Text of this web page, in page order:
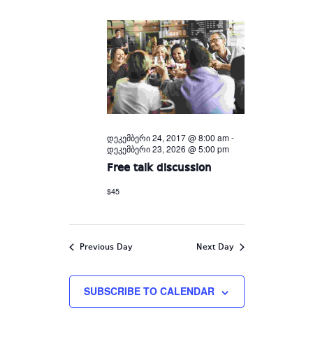
დეკემბერი 24, 2017 @ 8:00 am-
დეკემბერი 23, 2026 @ 5:00 pm
Free talk discussion
$45
Previous Day Next Day
SUBSCRIBE TO CALENDAR